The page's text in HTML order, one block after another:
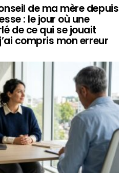
de ma mère depuis
: le jour où une
de ce qui se jouait
compris mon erreur